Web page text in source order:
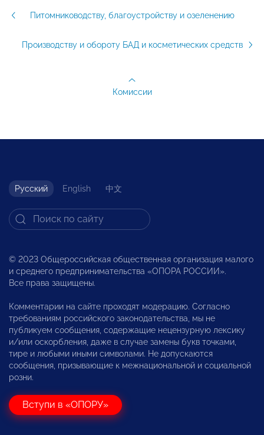
Питомниководству, благоустройству и озеленению
Производству и обороту БАД и косметических средств
Комиссии
Русский English 中文
© 2023 Общероссийская общественная организация малого
и среднего предпринимательства «ОПОРА РОССИИ».
Все права защищены.
Комментарии на сайте проходят модерацию. Согласно
требованиям российского законодательства, мы не
публикуем сообщения, содержащие нецензурную лексику
и/или оскорбления, даже в случае замены букв точками,
тире и любыми иными символами. Не допускаются
сообщения, призывающие к межнациональной и социальной
розни.
Вступи в «ОПОРУ»